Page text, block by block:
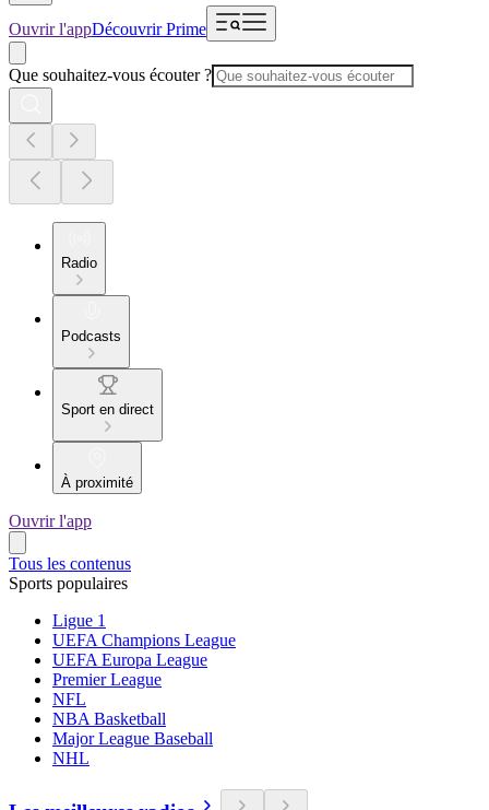
Ouvrir l'appDécouvrir Prime
Que souhaitez-vous écouter ?
Radio
Podcasts
Sport en direct
À proximité
Ouvrir l'app
Tous les contenus
Sports populaires
Ligue 1
UEFA Champions League
UEFA Europa League
Premier League
NFL
NBA Basketball
Major League Baseball
NHL